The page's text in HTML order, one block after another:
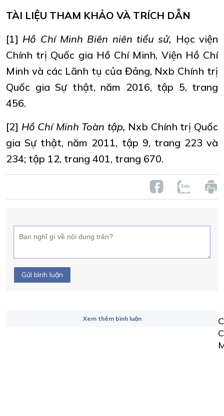
TÀI LIỆU THAM KHẢO VÀ TRÍCH DẪN
[1] Hồ Chí Minh Biên niên tiểu sử, Học viện
Chính trị Quốc gia Hồ Chí Minh, Viện Hồ Chí
Minh và các Lãnh tụ của Đảng, Nxb Chính trị
Quốc gia Sự thật, năm 2016, tập 5, trang
456.
[2] Hồ Chí Minh Toàn tập, Nxb Chính trị Quốc
gia Sự thật, năm 2011, tập 9, trang 223 và
234; tập 12, trang 401, trang 670.
Gửi bình luận
Xem thêm bình luận